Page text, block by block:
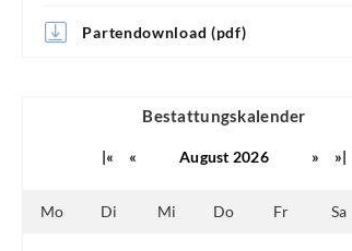
Partendownload (pdf)
Bestattungskalender
|« « August 2026 » »|
Mo Di Mi Do Fr Sa